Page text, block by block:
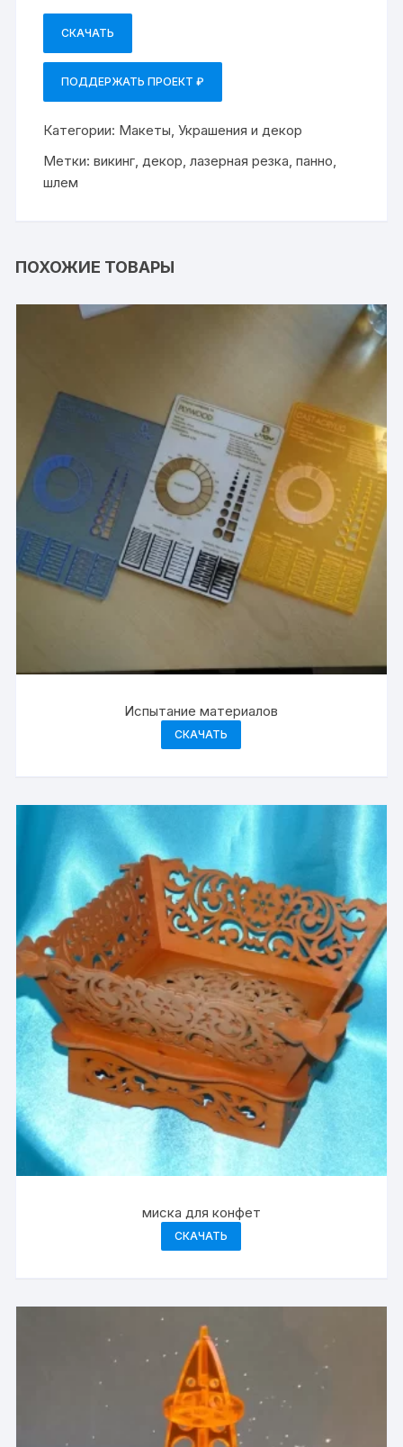
СКАЧАТЬ
ПОДДЕРЖАТЬ ПРОЕКТ ₽
Категории: Макеты ,Украшения и декор
Метки:викинг декор ,лазерная резка ,панно
шлем
ПОХОЖИЕ ТОВАРЫ
Испытание материалов
СКАЧАТЬ
миска для конфет
СКАЧАТЬ